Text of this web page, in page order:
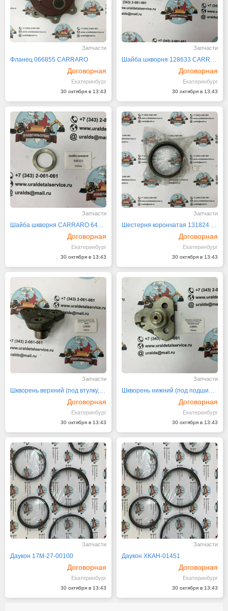
Запчасти
Фланец 066855 CARRARO
Договорная
Екатеринбург
30 октября в 13:43
Запчасти
Шайба шкворня 128633 CARRARO
Договорная
Екатеринбург
30 октября в 13:43
Запчасти
Шайба шкворня CARRARO 644155
Договорная
Екатеринбург
30 октября в 13:43
Запчасти
Шестерня корончатая 131824 CARRARO
Договорная
Екатеринбург
30 октября в 13:43
Запчасти
Шкворень верхний (под втулку, 3 болта, масленка сбоку)
Договорная
Екатеринбург
30 октября в 13:43
Запчасти
Шкворень нижний (под подшипник, 3 болта, масленка сниз
Договорная
Екатеринбург
30 октября в 13:43
Запчасти
Даукон 17M-27-00100
Договорная
Екатеринбург
30 октября в 13:43
Запчасти
Даукон XKAH-01451
Договорная
Екатеринбург
30 октября в 13:43